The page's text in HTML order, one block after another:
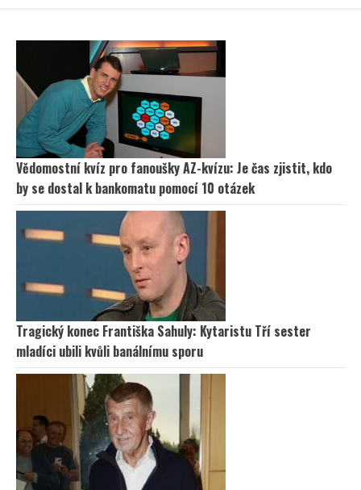
Vědomostní kvíz pro fanoušky AZ-kvízu: Je čas zjistit, kdo
by se dostal k bankomatu pomocí 10 otázek
Tragický konec Františka Sahuly: Kytaristu Tří sester
mladíci ubili kvůli banálnímu sporu